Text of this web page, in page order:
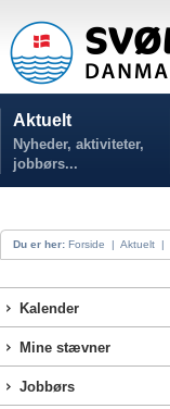
Aktuelt
Nyheder, aktiviteter,
jobbørs...
Du er her: Forside | Aktuelt |
Kalender
Mine stævner
Jobbørs